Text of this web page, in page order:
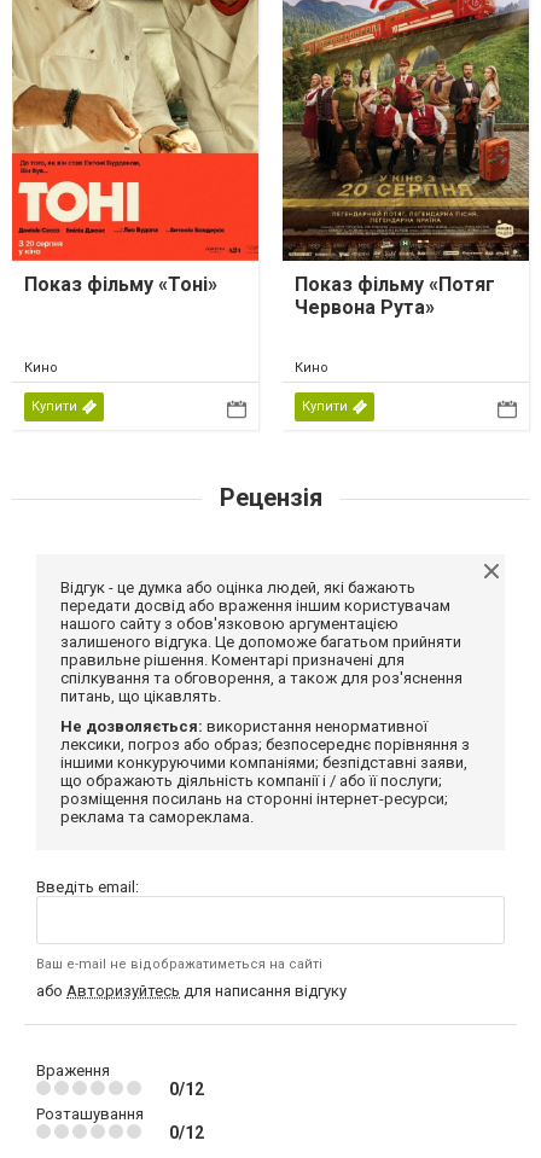
Показ фільму «Тоні»
Кино
Купити
Показ фільму «Потяг
Червона Рута»
Кино
Купити
Рецензія
Відгук - це думка або оцінка людей, які бажають
передати досвід або враження іншим користувачам
нашого сайту з обов'язковою аргументацією
залишеного відгука. Це допоможе багатьом прийняти
правильне рішення. Коментарі призначені для
спілкування та обговорення, а також для роз'яснення
питань, що цікавлять.
Не дозволяється: використання ненормативної
лексики, погроз або образ; безпосереднє порівняння з
іншими конкуруючими компаніями; безпідставні заяви,
що ображають діяльність компанії і / або її послуги;
розміщення посилань на сторонні інтернет-ресурси;
реклама та самореклама.
Введіть email:
Ваш e-mail не відображатиметься на сайті
або Авторизуйтесь для написання відгуку
Враження
0/12
Розташування
0/12